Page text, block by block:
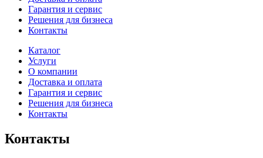
Гарантия и сервис
Решения для бизнеса
Контакты
Каталог
Услуги
О компании
Доставка и оплата
Гарантия и сервис
Решения для бизнеса
Контакты
Контакты